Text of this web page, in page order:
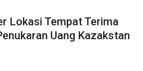
Lokasi Tempat Terima
Uang Kazakstan